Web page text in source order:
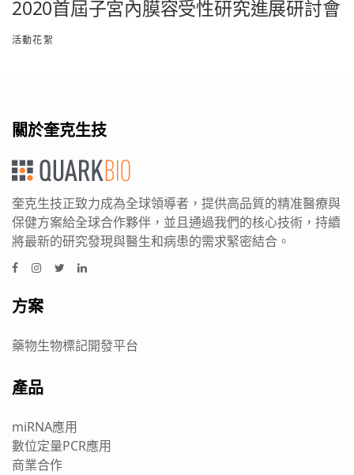
2020首屆子宮內膜容受性研究進展研討會
活動花絮
關於奎克生技
奎克生技正致力成為全球領導者，提供高品質的精准醫療與
保健方案給全球合作夥伴，並且通過我們的核心技術，持續
將最新的研究發現與醫生和病患的需求緊密結合。
方案
藥物生物標記開發平台
產品
miRNA應用
數位定量PCR應用
商業合作